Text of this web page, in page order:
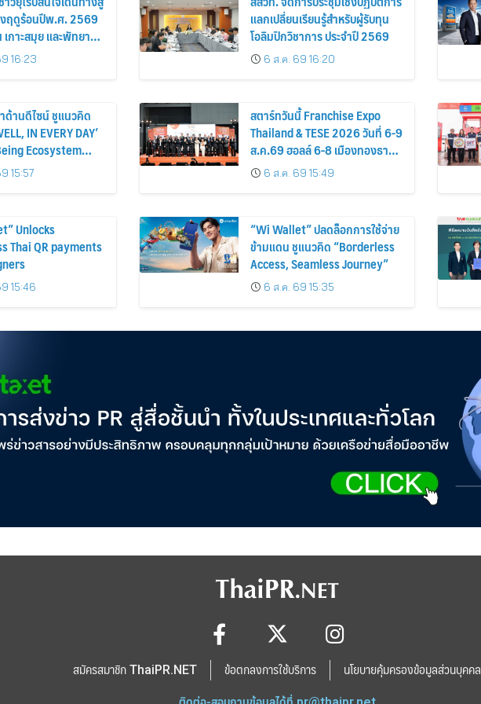
งฤดูร้อนปีพ.ศ. 2569
กาะสมุย และพัทยา
งยอดนิยม
16:23
แลกเปลี่ยนเรียนรู้สำหรับผู้รับทุน
โอลิมปิกวิชาการ ประจำปี 2569
6 ส.ค. 69 16:20
ด้านดีไซน์ ชูแนวคิด
IN EVERY DAY’
Ecosystem
ศัย-คอมมูนิตี้-บริการ-
ตมาตรฐานใหม่อสัง
15:57
สตาร์ทวันนี้ Franchise Expo
Thailand & TESE 2026 วันที่ 6-9
ส.ค.69 ฮอลล์ 6-8 เมืองทองธานี
พบทัพธุรกิจ&แฟรนไชส์ ซัพพลาย
เออร์สินค้า เติมรายได้ช่วย
6 ส.ค. 69 15:49
Unlocks
Thai QR payments
15:46
“Wi Wallet” ปลดล็อกการใช้จ่าย
ข้ามแดน ชูแนวคิด “Borderless
Access, Seamless Journey”
6 ส.ค. 69 15:35
สมัครสมาชิก ThaiPR.NET ข้อตกลงการใช้บริการ นโยบายคุ้มครองข้อมูลส่วนบุคคล